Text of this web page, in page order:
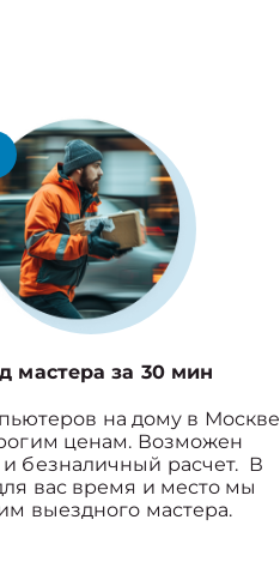
мастера за 30 мин
на дому в Москве
ценам. Возможен
безналичный расчет. В
вас время и место мы
выездного мастера.